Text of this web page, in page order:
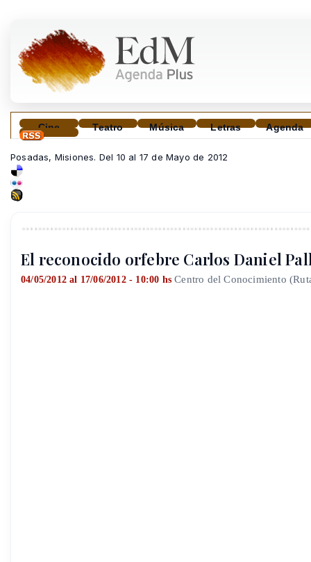
Cine Teatro Música Letras Agenda
Posadas, Misiones. Del 10 al 17 de Mayo de 2012
El reconocido orfebre Carlos Daniel
04/05/2012 al 17/06/2012 - 10:00 hs Centro del Conocimiento